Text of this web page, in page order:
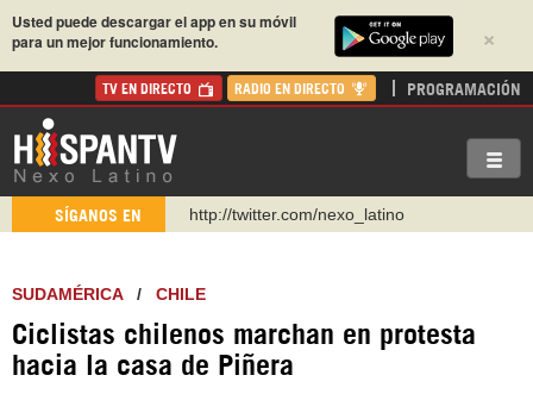
×
Usted puede descargar el app en su móvil
para un mejor funcionamiento.
TV EN DIRECTO RADIO EN DIRECTO PROGRAMACIÓN
SÍGANOS EN
https://t.me/hispantvcanal
WhatsApp y Viber: +98 921 79 29 404
Instagram como: hispan_tv
https://www.facebook.com/Nexolatino.Canal
SUDAMÉRICA/ CHILE
Ciclistas chilenos marchan en protesta
hacia la casa de Piñera